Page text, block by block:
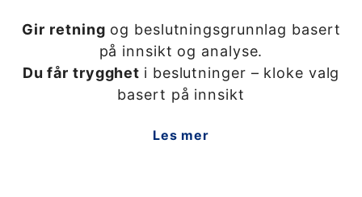
Gir retning og beslutningsgrunnlag basert
på innsikt og analyse.
Du får trygghet i beslutninger – kloke valg
basert på innsikt
Les mer